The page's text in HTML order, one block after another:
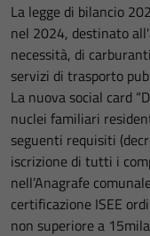
La legge di bilancio
nel 2024, destinato
necessità, di
servizi di trasporto
La nuova social card
nuclei familiari
seguenti requisiti
iscrizione di tutti i
nell’Anagrafe
certificazione ISEE
non superiore a